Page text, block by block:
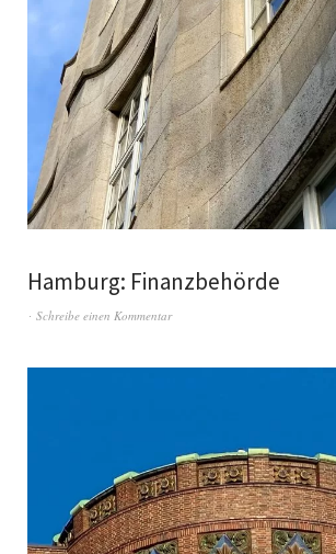
Hamburg: Finanzbehörde
Schreibe einen Kommentar